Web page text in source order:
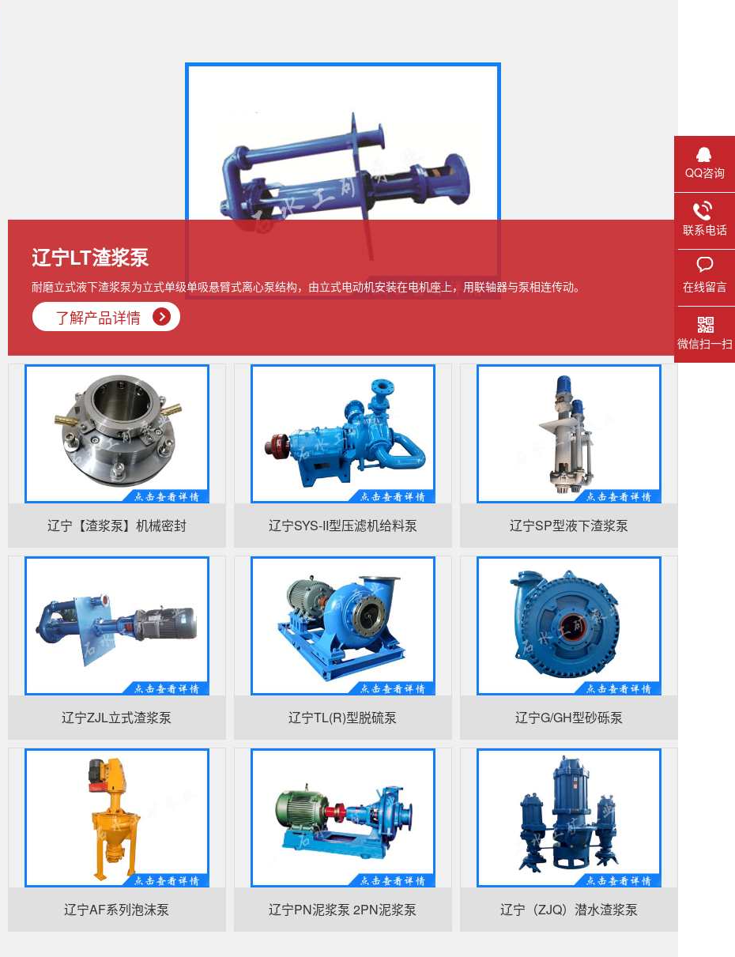
辽宁LT渣浆泵
耐磨立式液下渣浆泵为立式单级单吸悬臂式离心泵结构，由立式电动机安装在电机座上，用联轴器与泵相连传动。
了解产品详情
辽宁【渣浆泵】机械密封 辽宁SYS-II型压滤机给料泵 辽宁SP型液下渣浆泵
辽宁ZJL立式渣浆泵 辽宁TL(R)型脱硫泵 辽宁G/GH型砂砾泵
辽宁AF系列泡沫泵 辽宁PN泥浆泵 2PN泥浆泵 辽宁（ZJQ）潜水渣浆泵
QQ咨询
联系电话
在线留言
微信扫一扫